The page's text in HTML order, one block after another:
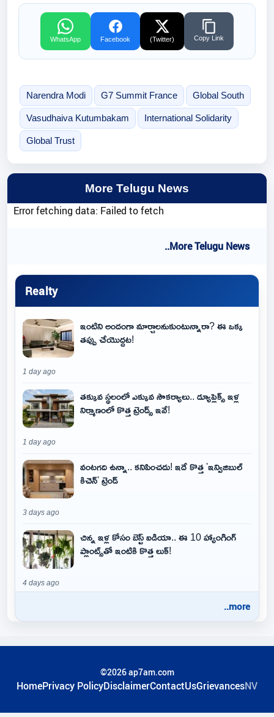
WhatsApp Facebook (Twitter) Copy Link
Narendra Modi G7 Summit France Global South
Vasudhaiva Kutumbakam International Solidarity
Global Trust
More Telugu News
Error fetching data: Failed to fetch
..More Telugu News
Realty
ఇంటిని అందంగా మార్చాలనుకుంటున్నారా? ఈ ఒక్క
తప్పు చేయొద్దట!
1 day ago
తక్కువ స్థలంలో ఎక్కువ సౌకర్యాలు.. డ్యూప్లెక్స్ ఇళ్ల
నిర్మాణంలో కొత్త ట్రెండ్స్ ఇవే!
1 day ago
వంటగది ఉన్నా.. కనిపించదు! ఇదే కొత్త 'ఇన్విజిబుల్
కిచెన్' ట్రెండ్
3 days ago
చిన్న ఇళ్ల కోసం బెస్ట్ ఐడియా.. ఈ 10 హ్యాంగింగ్
ప్లాంట్స్‌తో ఇంటికి కొత్త లుక్!
4 days ago
..more
©2026 ap7am.com
HomePrivacy PolicyDisclaimerContactUsGrievancesNV